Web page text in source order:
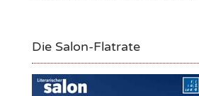
Die Salon-Flatrate